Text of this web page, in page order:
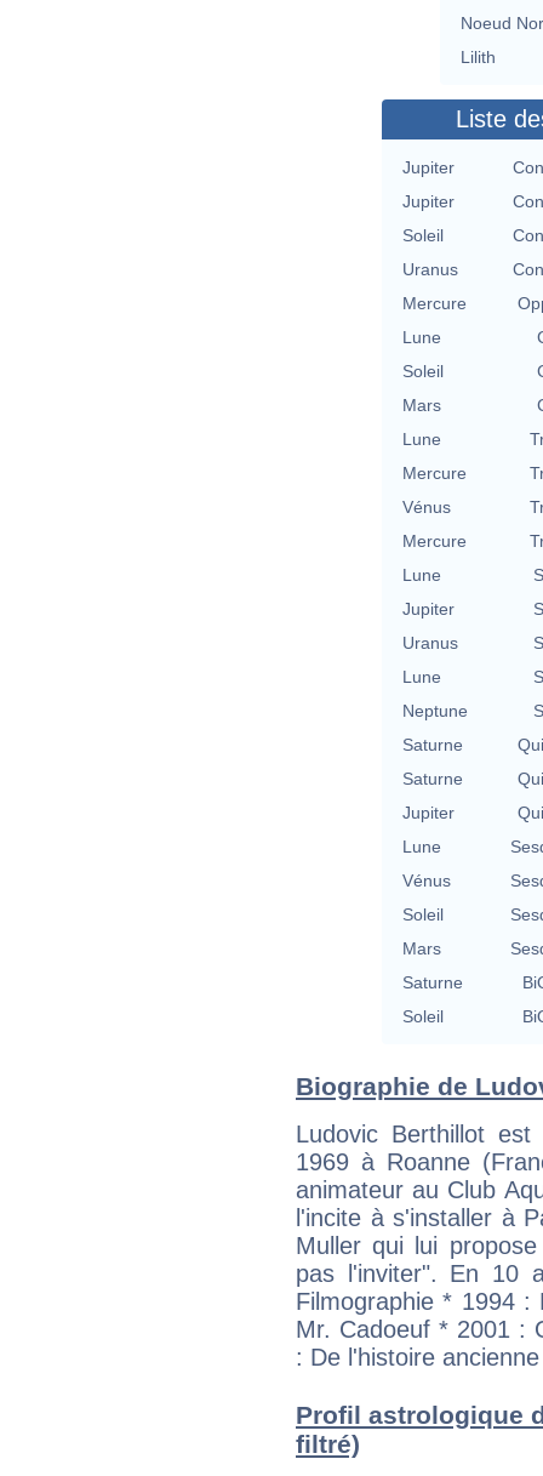
Noeud
Lilith
Liste
Jupiter
Jupiter
Soleil
Uranus
Mercure
Lune
Soleil
Mars
Lune
Mercure
Vénus
Mercure
Lune
Jupiter
Uranus
Lune
Neptune
Saturne
Saturne
Jupiter
Lune
Vénus
Soleil
Mars
Saturne
Soleil
Biographie de
Ludovic Berthillot
1969 à Roanne
animateur au Club
l'incite à s'installer à
Muller qui lui
pas l'inviter". En 10
Filmographie * 1994
Mr. Cadoeuf * 2001 :
: De l'histoire
Profil astrologique
filtré)